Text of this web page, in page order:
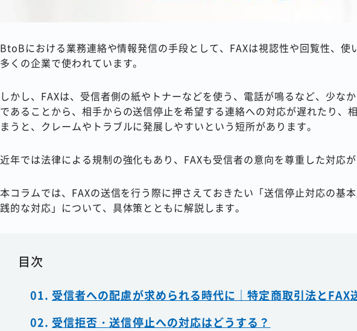
BtoBにおける業務連絡や情報発信の手段として、FAXは視認性や回覧性、使
多くの企業で使われています。
しかし、FAXは、受信者側の紙やトナーなどを使う、電話が鳴るなど、少な
であることから、相手からの送信停止を希望する連絡への対応が遅れたり、
まうと、クレームやトラブルに発展しやすいという短所があります。
近年では法律による規制の強化もあり、FAXも受信者の意向を尊重した対応が
本コラムでは、FAXの送信を行う際に押さえておきたい「送信停止対応の基
践的な対応」について、具体策とともに解説します。
目次
受信者への配慮が求められる時代に｜特定商取引法とFAX
受信拒否・送信停止への対応はどうする？